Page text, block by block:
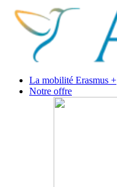
La mobilité Erasmus +
Notre offre